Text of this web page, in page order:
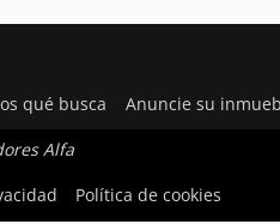
qué busca Anuncie su
Alfa
Política de cookies